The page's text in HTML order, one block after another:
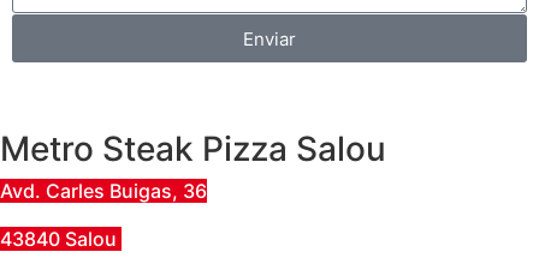
Enviar
Metro Steak Pizza Salou
Avd. Carles Buigas, 36
43840 Salou